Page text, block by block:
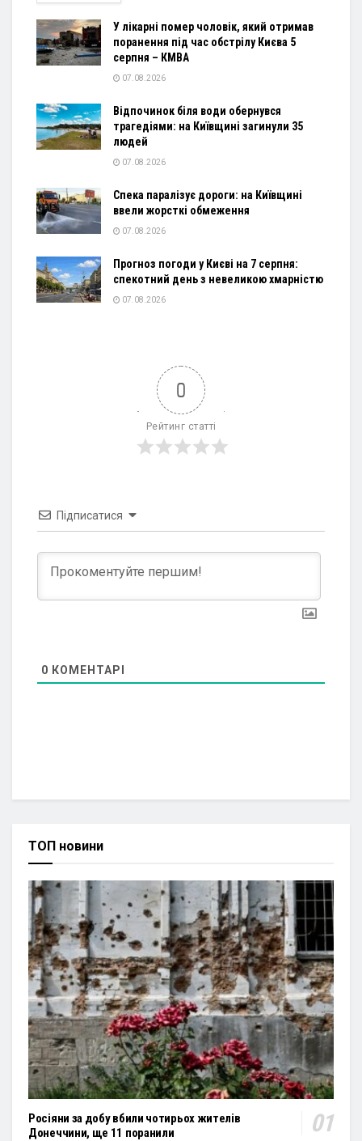
У лікарні помер чоловік, який отримав
поранення під час обстрілу Києва 5
серпня – КМВА
07.08.2026
Відпочинок біля води обернувся
трагедіями: на Київщині загинули 35
людей
07.08.2026
Спека паралізує дороги: на Київщині
ввели жорсткі обмеження
07.08.2026
Прогноз погоди у Києві на 7 серпня:
спекотний день з невеликою хмарністю
07.08.2026
0
Рейтинг статті
Підписатися
0 КОМЕНТАРІ
ТОП новини
Росіяни за добу вбили чотирьох жителів
Донеччини, ще 11 поранили